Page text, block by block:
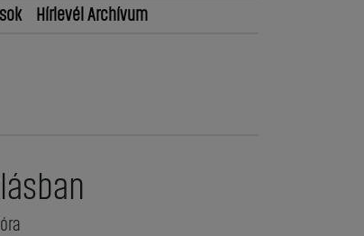
Hírlevél Archívum